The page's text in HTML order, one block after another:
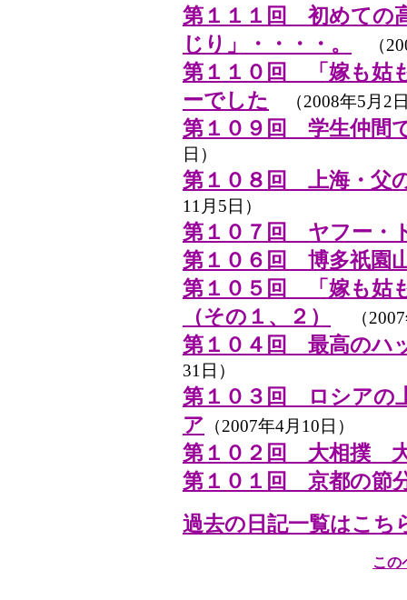
第１１１回 初めての
じり」・・・・。
（
第１１０回 「嫁も姑
ーでした
（2008年5月2
第１０９回 学生仲間
日）
第１０８回 上海・父
11月5日）
第１０７回 ヤフー・
第１０６回 博多祇園
第１０５回 「嫁も姑
（その１、２）
（
第１０４回 最高のハ
31日）
第１０３回 ロシアの
ア （2007年4月10日）
第１０２回 大相撲
第１０１回 京都の節
過去の日記一覧はこち
この